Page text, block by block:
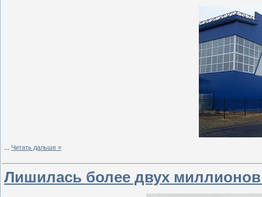
Читать дальше »
Лишилась более двух